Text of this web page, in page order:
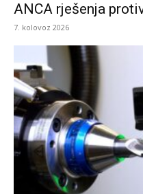
ANCA rješenja
7. kolovoz 2026